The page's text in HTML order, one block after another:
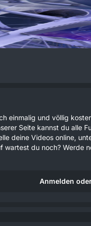
einmalig und völlig
Seite kannst du alle
deine Videos online,
du noch? Werde
Anmelden